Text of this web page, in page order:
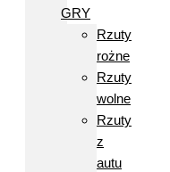
GRY
Rzuty
rożne
Rzuty
wolne
Rzuty
z
autu